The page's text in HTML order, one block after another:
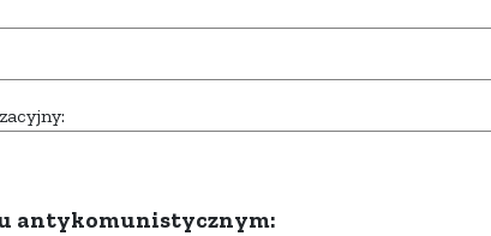
antykomunistycznym: